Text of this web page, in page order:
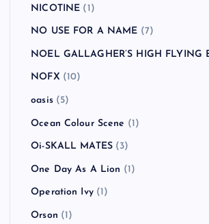
NICOTINE (1)
NO USE FOR A NAME (7)
NOEL GALLAGHER’S HIGH FLYING
NOFX (10)
oasis(5)
Ocean Colour Scene (1)
Oi-SKALL MATES (3)
One Day As A Lion (1)
Operation Ivy(1)
Orson (1)